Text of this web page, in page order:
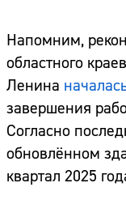
Напомним,
областного
Ленина
завершения
Согласно
обновлённом
квартал 2025